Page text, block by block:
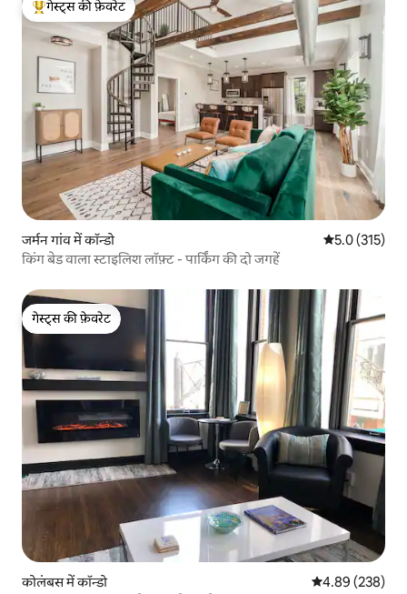
गेस्ट्स का टॉप फ़ेवरेट
गेस्ट्स की फ़ेवरेट
जर्मन गांव में कॉन्डो औसत रेटिंग 5 में
5.0 (315)
किंग बेड वाला स्टाइलिश लॉफ़्ट - पार्किंग की दो जगहें
गेस्ट्स की फ़ेवरेट
गेस्ट्स की फ़ेवरेट
कोलंबस में कॉन्डो औसत रेटिंग 5 में से
4.89 (238)